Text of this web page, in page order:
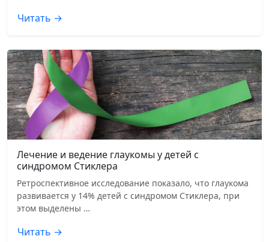
Читать →
Лечение и ведение глаукомы у детей с
синдромом Стиклера
Ретроспективное исследование показало, что глаукома
развивается у 14% детей с синдромом Стиклера, при
этом выделены …
Читать →